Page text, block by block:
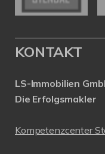
KONTAKT
LS-Immobilien
Die Erfolgsmakler
Kompetenzcenter